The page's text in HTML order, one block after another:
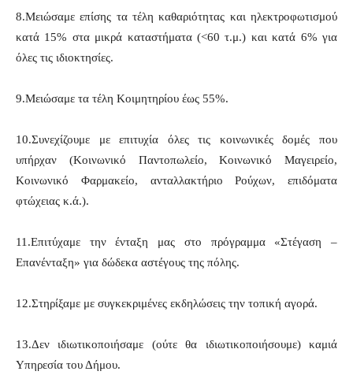
8.Μειώσαμε επίσης τα τέλη καθαριότητας και ηλεκτροφωτισμού
κατά 15% στα μικρά καταστήματα (<60 τ.μ.) και κατά 6% για
όλες τις ιδιοκτησίες.
9.Μειώσαμε τα τέλη Κοιμητηρίου έως 55%.
10.Συνεχίζουμε με επιτυχία όλες τις κοινωνικές δομές που
υπήρχαν (Κοινωνικό Παντοπωλείο, Κοινωνικό Μαγειρείο,
Κοινωνικό Φαρμακείο, ανταλλακτήριο Ρούχων, επιδόματα
φτώχειας κ.ά.).
11.Επιτύχαμε την ένταξη μας στο πρόγραμμα «Στέγαση –
Επανένταξη» για δώδεκα αστέγους της πόλης.
12.Στηρίξαμε με συγκεκριμένες εκδηλώσεις την τοπική αγορά.
13.Δεν ιδιωτικοποιήσαμε (ούτε θα ιδιωτικοποιήσουμε) καμιά
Υπηρεσία του Δήμου.